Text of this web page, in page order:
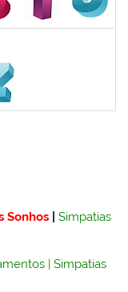
Sonhos
Simpatias
|Simpatias